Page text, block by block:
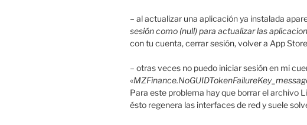
– al actualizar una aplicación ya instalada
sesión como (null) para actualizar las
con tu cuenta, cerrar sesión, volver a App
– otras veces no puedo iniciar sesión en mi
«
Para este problema hay que borrar el archivo
ésto regenera las interfaces de red y suele